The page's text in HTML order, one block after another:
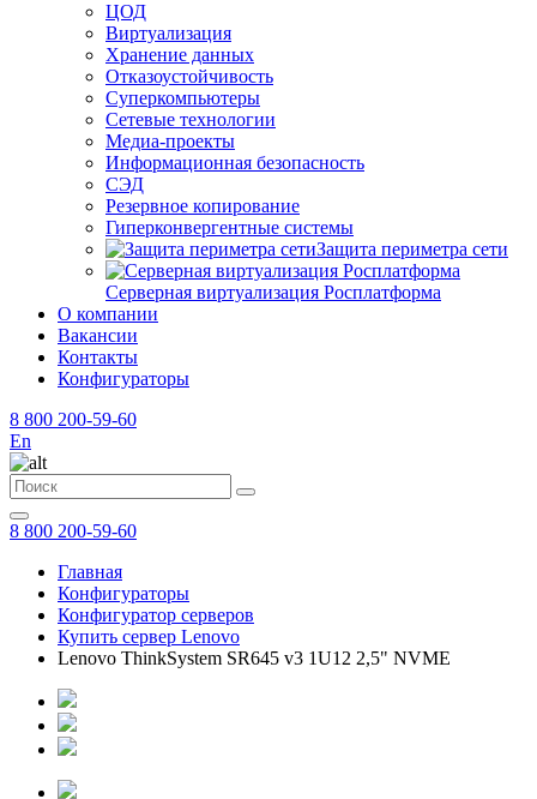
ЦОД
Виртуализация
Хранение данных
Отказоустойчивость
Суперкомпьютеры
Сетевые технологии
Медиа-проекты
Информационная безопасность
СЭД
Резервное копирование
Гиперконвергентные системы
Защита периметра сети
Серверная виртуализация Росплатформа
О компании
Вакансии
Контакты
Конфигураторы
8 800 200-59-60
En
8 800 200-59-60
Главная
Конфигураторы
Конфигуратор серверов
Купить сервер Lenovo
Lenovo ThinkSystem SR645 v3 1U12 2,5" NVME